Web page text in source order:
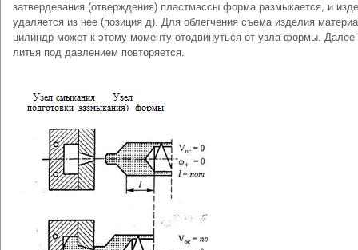
затверде­вания (отверждения) пластмассы фор­ма размыкается, и
удаляется из нее (позиция д). Для облегчения съема изделия
цилиндр может к этому моменту отодвинуться от узла формы. Далее
литья под давлени­ем повторяется.